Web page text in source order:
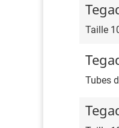
Taille
Tubes